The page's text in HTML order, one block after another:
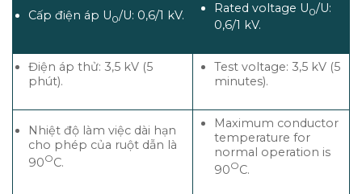
Cấp điện áp U0/U: 0,6/1 kV. Rated voltage U0/U:
0,6/1 kV.
Điện áp thử: 3,5 kV (5
phút).
Test voltage: 3,5 kV (5
minutes).
Nhiệt độ làm việc dài hạn
cho phép của ruột dẫn là
90OC.
Maximum conductor
temperature for
normal operation is
90OC.